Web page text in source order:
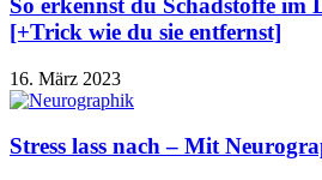
So erkennst du Schadstoffe im
[+Trick wie du sie entfernst]
16. März 2023
Stress lass nach – Mit